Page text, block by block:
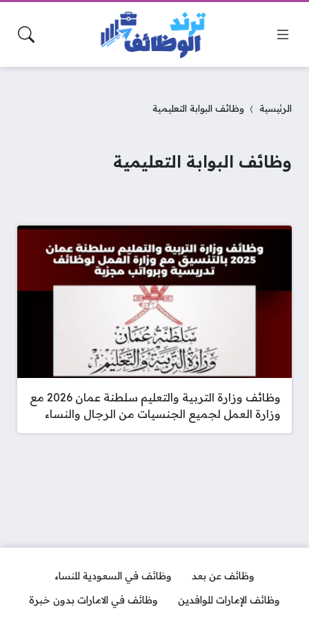
الرئيسية وظائف البوابة التعليمية
وظائف البوابة التعليمية
وظائف وزارة التربية والتعليم سلطنة عمان 2026 مع
وزارة العمل لجميع الجنسيات من الرجال والنساء
وظائف عن بعد
وظائف في السعودية للنساء
وظائف الإمارات للوافدين
وظائف في الامارات بدون خبرة